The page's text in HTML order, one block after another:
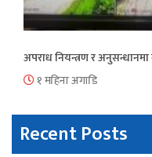
अपराध नियन्त्रण र
१ महिना अगाडि
Recent Posts